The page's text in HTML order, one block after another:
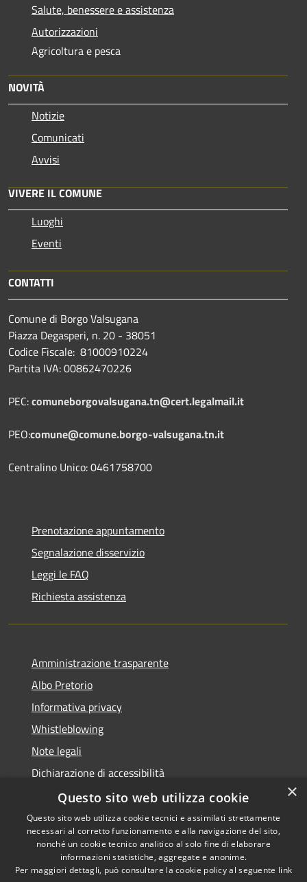
Salute, benessere e assistenza
Autorizzazioni
Agricoltura e pesca
NOVITÀ
Notizie
Comunicati
Avvisi
VIVERE IL COMUNE
Luoghi
Eventi
CONTATTI
Comune di Borgo Valsugana
Piazza Degasperi, n. 20 - 38051
Codice Fiscale: 81000910224
Partita IVA: 00862470226
PEC:comuneborgovalsugana.tn@cert.legalmail.it
PEO:comune@comune.borgo-valsugana.tn.it
Centralino Unico: 0461758700
Prenotazione appuntamento
Segnalazione disservizio
Leggi le FAQ
Richiesta assistenza
Amministrazione trasparente
Albo Pretorio
Informativa privacy
Whistleblowing
Note legali
Dichiarazione di accessibilità
Feedback accessibilità
RSS
Copyright © 2026 • Comune di
×
Questo sito web utilizza cookie
Questo sito web utilizza cookie tecnici e assimilati strettamente
necessari al corretto funzionamento e alla navigazione del sito,
nonché un cookie tecnico analitico al solo fine di elaborare
informazioni statistiche, aggregate e anonime.
Per maggiori dettagli, può consultare la cookie policy al seguente link